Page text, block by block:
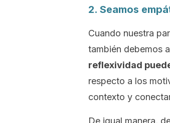
2. Seamos
Cuando nuestra
también debemos
reflexividad
respecto a los
contexto y
De igual manera,